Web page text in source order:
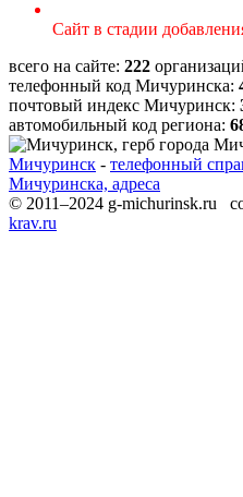
Сайт в стадии
всего на сайте: 222
телефонный код Мичуринска:
почтовый индекс Мичуринск:
автомобильный код региона:
Мичуринск - телефонный
Мичуринска, адреса
© 2011–2024 g-michurinsk.ru
krav.ru